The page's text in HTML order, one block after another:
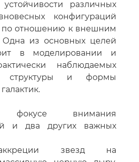
различных
конфигураций
по отношению к внешним
из основных целей
в моделировании и
наблюдаемых
структуры и формы
внимания
и два других важных
звезд на